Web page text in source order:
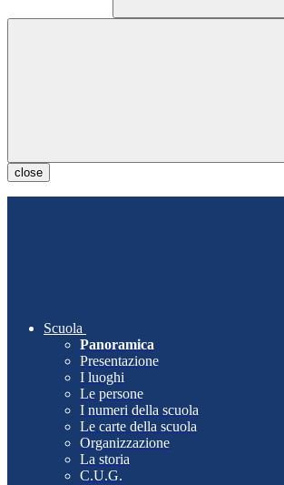
close
Scuola
Panoramica
Presentazione
I luoghi
Le persone
I numeri della scuola
Le carte della scuola
Organizzazione
La storia
C.U.G.